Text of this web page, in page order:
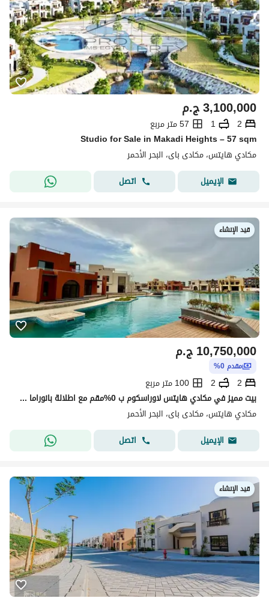
ج.م3,100,000
2
1
57 متر مربع
Studio for Sale in Makadi Heights – 57 sqm
مكادي هايتس، مكادى باى، البحر الأحمر
الإيميل
اتصل
قيد الإنشاء
ج.م10,750,000
مقدم 0%
2
2
100 متر مربع
بيت مميز في مكادي هايتس لاوراسكوم ب 0%مقم مع اطلالة بانوراما علي اللاجون
مكادي هايتس، مكادى باى، البحر الأحمر
الإيميل
اتصل
قيد الإنشاء